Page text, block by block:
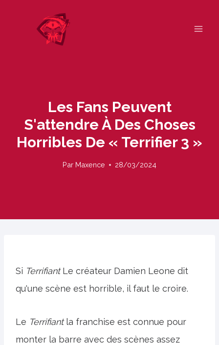
Les Fans Peuvent
S'attendre À Des Choses
Horribles De « Terrifier 3 »
Par Maxence 28/03/2024
Si TerrifiantLe créateur Damien Leone dit
qu'une scène est horrible, il faut le croire.
Le Terrifiantla franchise est connue pour
monter la barre avec des scènes assez